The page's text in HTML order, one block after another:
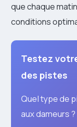
que chaque
conditions
Testez
des pistes
Quel type de
aux dameurs ?